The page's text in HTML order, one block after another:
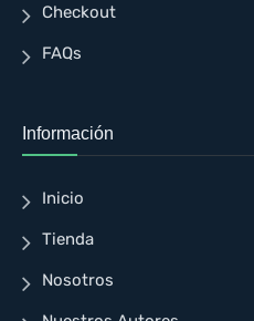
Checkout
FAQs
Información
Inicio
Tienda
Nosotros